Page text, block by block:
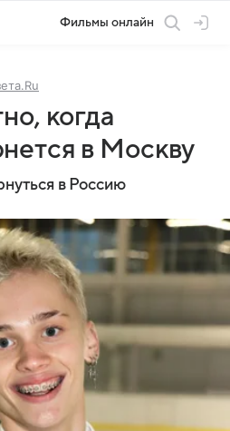
Фильмы онлайн
когда
в Москву
в Россию